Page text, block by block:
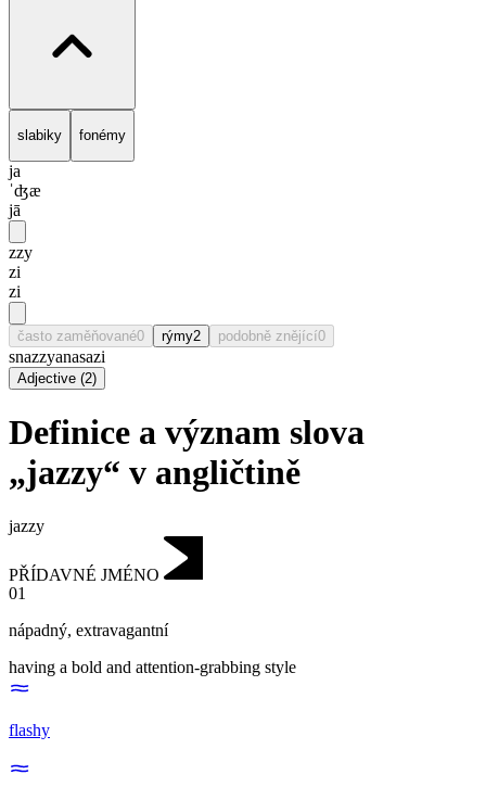
slabiky fonémy
ja
ˈʤæ
jā
zzy
zi
zi
často zaměňované0 rýmy2 podobně znějící0
snazzyanasazi
Adjective (2)
Definice a význam slova
„jazzy“ v angličtině
jazzy
PŘÍDAVNÉ JMÉNO
01
nápadný, extravagantní
having a bold and attention-grabbing style
flashy